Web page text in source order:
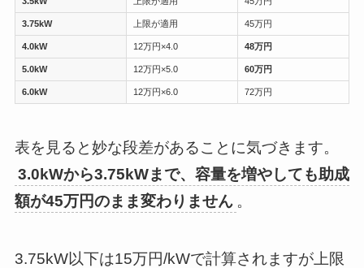
3.75kW 上限が適用 45万円
4.0kW 12万円×4.0 48万円
5.0kW 12万円×5.0 60万円
6.0kW 12万円×6.0 72万円
表を見ると妙な段差があることに気づきます。
3.0kWから3.75kWまで、容量を増やしても助成
額が45万円のまま変わりません 。
3.75kW以下は15万円/kWで計算されますが上限